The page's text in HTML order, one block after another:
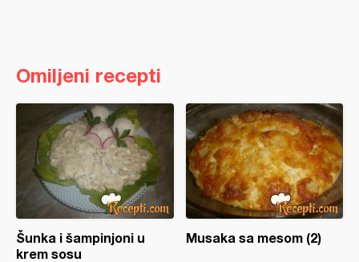
Omiljeni recepti
Šunka i šampinjoni u
krem sosu
Musaka sa mesom (2)